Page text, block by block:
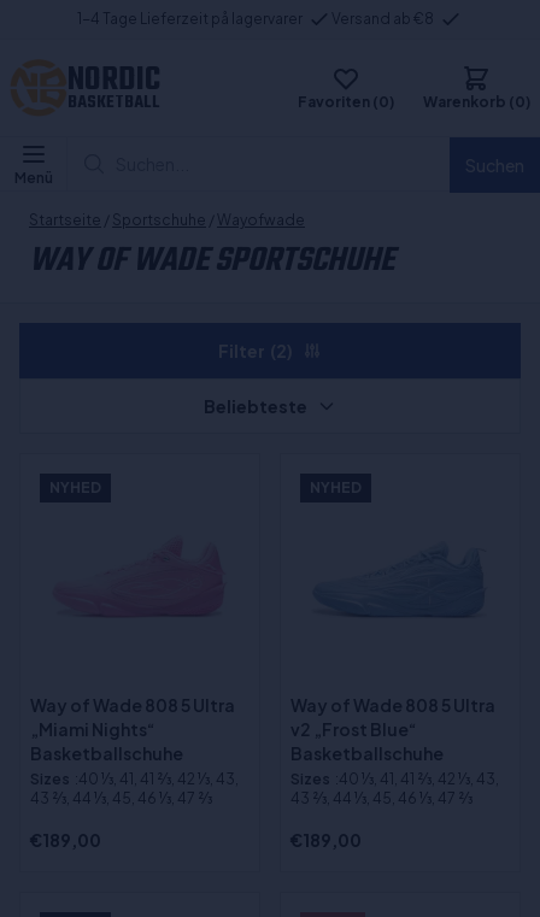
1-4 Tage Lieferzeit på lagervarer Versand ab €8
NORDIC
BASKETBALL Favoriten (0) Warenkorb (0)
Menü
Startseite / Sportschuhe / Wayofwade
WAY OF WADE SPORTSCHUHE
NYHED
Way of Wade 808 5 Ultra
„Miami Nights“
Basketballschuhe
Sizes :40 1⁄3, 41, 41 2⁄3, 42 1⁄3, 43,
43 2⁄3, 44 1⁄3, 45, 46 1⁄3, 47 2⁄3
€189,00
NYHED
Way of Wade 808 5 Ultra
v2 „Frost Blue“
Basketballschuhe
Sizes :40 1⁄3, 41, 41 2⁄3, 42 1⁄3, 43,
43 2⁄3, 44 1⁄3, 45, 46 1⁄3, 47 2⁄3
€189,00
Beliebteste